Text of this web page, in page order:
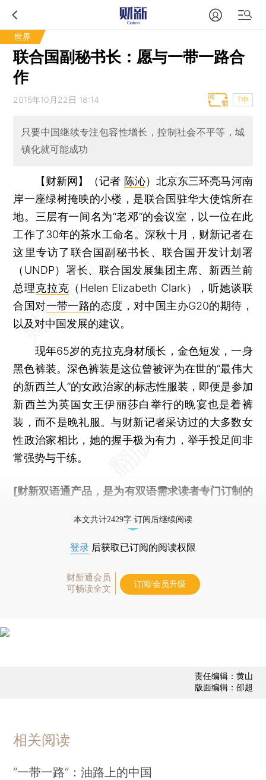
世界
联合国副秘书长：愿与一带一路合
作
2015年10月22日 18:14 T中
只要中国继续专注包容性增长，控制社会不平等，城
镇化就可能成功
【财新网】（记者 陈沁） 北京东三环亮马河南
岸一座绿树掩映的小楼，是联合国驻华大使馆所在
地。三层有一间名为“老邓”的会议室，以一位在此
工作了30年的茶水工命名。深秋十月，财新记者在
这里专访了联合国副秘书长、联合国开发计划署
（UNDP）署长、联合国发展集团主席、新西兰前
总理克拉克 （Helen Elizabeth Clark），听她谈联
合国对一带一路的态度，对中国主办G20的期待，
以及对中国发展的建议。
现年65岁的克拉克身材颀长，金色短发，一身
黑色裤装。深色裤装是这位曾被评为在世的“最伟大
的新西兰人”的女政治家的标志性服装，即便是参加
新西兰为英国女王伊丽莎白举行的晚宴也是着裤
装，而不是晚礼服。与财新记者采访过的大多数女
性政治家相比，她的握手极为有力，举手投足间非
常强势与干练。
[财新双语通产品，是为有双语需求读者专门订制的
本文共计2429字 订阅后继续阅读
登录 后获取已订阅的阅读权限
财新通会员
可畅读全文
订阅/会员升级
责任编辑：黄山
版面编辑：邵超
相关阅读
“一带一路”：油路上的中国